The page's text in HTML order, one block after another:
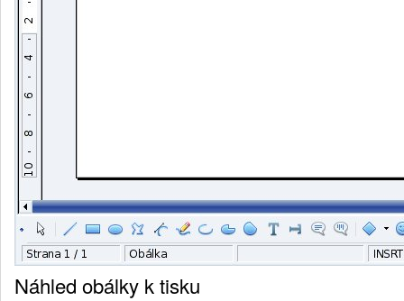
Náhled obálky k tisku